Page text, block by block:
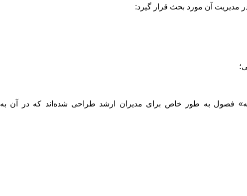
آن مورد بحث قرار گیرد:
فصول به طور خاص برای مدیران ارشد طراحی شده‌اند که در آن به